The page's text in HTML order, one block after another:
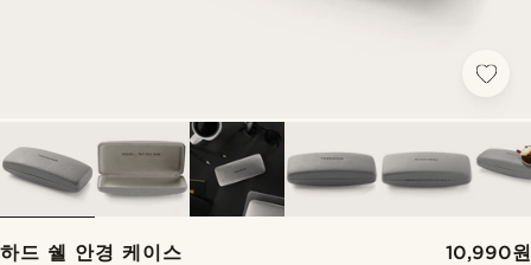
하드 쉘 안경 케이스 10,990원